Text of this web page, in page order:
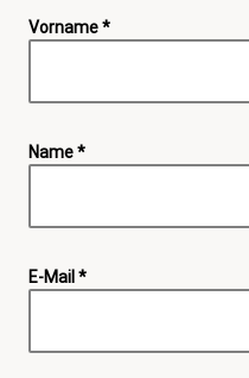
Vorname *
Name *
E-Mail *